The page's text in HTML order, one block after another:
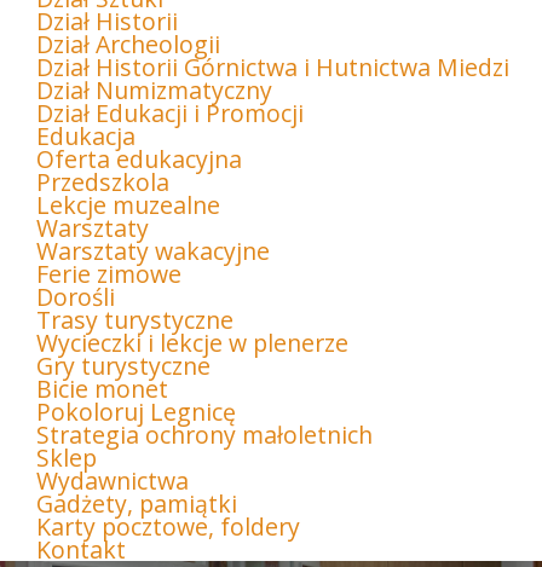
Dział Historii
Dział Archeologii
Dział Historii Górnictwa i Hutnictwa Miedzi
Dział Numizmatyczny
Dział Edukacji i Promocji
Edukacja
Oferta edukacyjna
Przedszkola
Lekcje muzealne
Warsztaty
Warsztaty wakacyjne
Ferie zimowe
Dorośli
Trasy turystyczne
Wycieczki i lekcje w plenerze
Gry turystyczne
Bicie monet
Pokoloruj Legnicę
Strategia ochrony małoletnich
Sklep
Wydawnictwa
Gadżety, pamiątki
Karty pocztowe, foldery
Kontakt